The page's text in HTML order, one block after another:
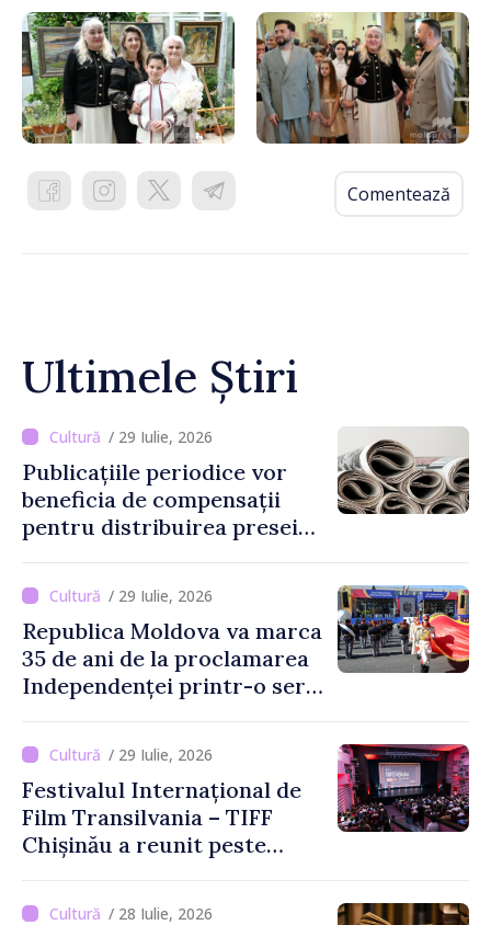
Comentează
Ultimele Știri
/ 29 Iulie, 2026
Publicațiile periodice vor
beneficia de compensații
pentru distribuirea presei
/ 29 Iulie, 2026
Republica Moldova va marca
35 de ani de la proclamarea
Independenței printr-o serie
/ 29 Iulie, 2026
Festivalul Internațional de
Film Transilvania – TIFF
Chișinău a reunit peste
de-a șasea ediție
/ 28 Iulie, 2026